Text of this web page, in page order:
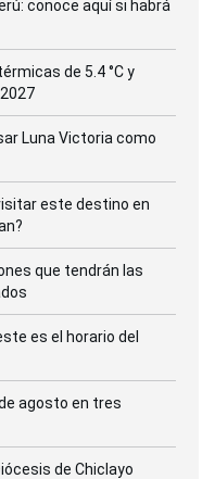
conoce aquí si habrá
de 5.4 °C y
Luna Victoria como
este destino en
que tendrán las
es el horario del
agosto en tres
de Chiclayo